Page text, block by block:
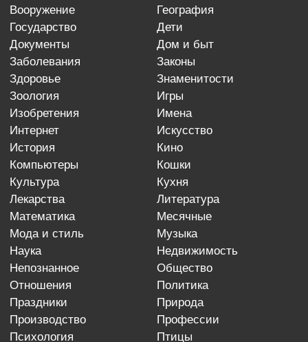
вооружение
география
государство
дети
документы
дом и быт
заболевания
законы
здоровье
знаменитости
зоология
игры
изобретения
имена
интернет
искусство
история
кино
компьютеры
кошки
культура
кухня
лекарства
литература
математика
месячные
мода и стиль
музыка
наука
недвижимость
непознанное
общество
отношения
политика
праздники
природа
производство
профессии
психология
птицы